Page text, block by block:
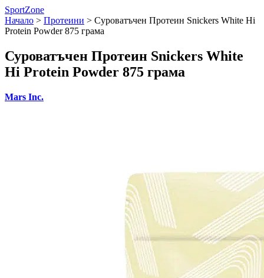
SportZone
Начало > Протеини > Суроватъчен Протеин Snickers White Hi
Protein Powder 875 грама
Суроватъчен Протеин Snickers White
Hi Protein Powder 875 грама
Mars Inc.